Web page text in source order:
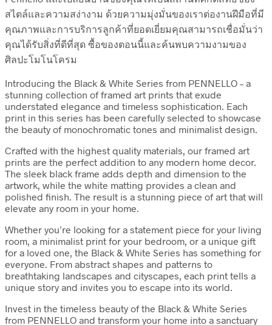
สไตล์และความสง่างาม ด้วยความมุ่งมั่นของเราต่องานฝีมือที่มี
คุณภาพและการบริการลูกค้าที่ยอดเยี่ยมคุณสามารถเชื่อมั่นว่า
คุณได้รับสิ่งที่ดีที่สุด ซื้อของตอนนี้และค้นพบความงามของ
ศิลปะโมโนโครม
Introducing the Black & White Series from PENNELLO – a
stunning collection of framed art prints that exude
understated elegance and timeless sophistication. Each
print in this series has been carefully selected to showcase
the beauty of monochromatic tones and minimalist design.
Crafted with the highest quality materials, our framed art
prints are the perfect addition to any modern home decor.
The sleek black frame adds depth and dimension to the
artwork, while the white matting provides a clean and
polished finish. The result is a stunning piece of art that will
elevate any room in your home.
Whether you’re looking for a statement piece for your living
room, a minimalist print for your bedroom, or a unique gift
for a loved one, the Black & White Series has something for
everyone. From abstract shapes and patterns to
breathtaking landscapes and cityscapes, each print tells a
unique story and invites you to escape into its world.
Invest in the timeless beauty of the Black & White Series
from PENNELLO and transform your home into a sanctuary